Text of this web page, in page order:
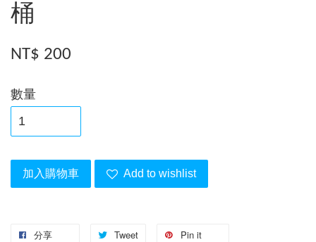
桶
NT$ 200
數量
加入購物車 Add to wishlist
分享 Tweet Pin it